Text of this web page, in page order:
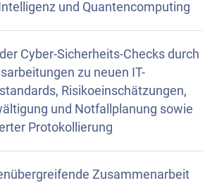
und Quantencomputing
Cyber-Sicherheits-Checks durch
zu neuen IT-
Risikoeinschätzungen,
und Notfallplanung sowie
Protokollierung
Zusammenarbeit